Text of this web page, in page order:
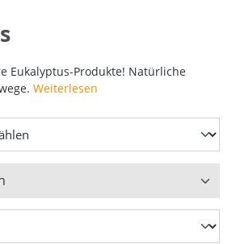
Eukalyptus-Produkte! Natürliche
Weiterlesen